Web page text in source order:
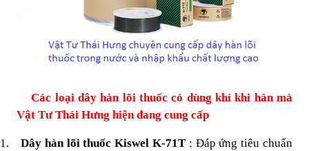
Các loại dây hàn lõi thuốc có dùng khí khi hàn mà
Vật Tư Thái Hưng hiện đang cung cấp
1. Dây hàn lõi thuốc Kiswel K-71T: Đáp ứng tiêu chuẩn